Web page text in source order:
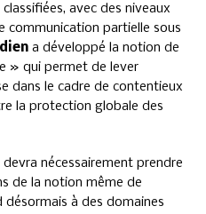
avec des niveaux
communication partielle sous
a développé la notion de
» qui permet de lever
dans le cadre de contentieux
la protection globale des
nécessairement prendre
de la notion même de
désormais à des domaines